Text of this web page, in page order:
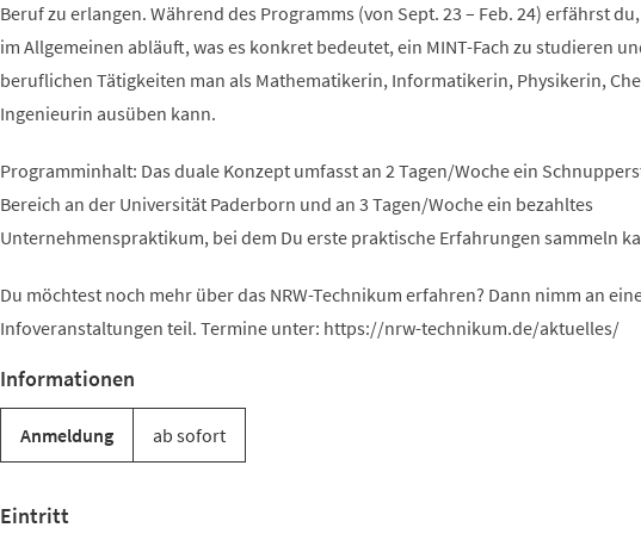
Beruf zu erlangen. Während des Programms (von Sept. 23 – Feb. 24) erfährst
im Allgemeinen abläuft, was es konkret bedeutet, ein MINT-Fach zu studieren
beruflichen Tätigkeiten man als Mathematikerin, Informatikerin, Physikerin,
Ingenieurin ausüben kann.
Programminhalt: Das duale Konzept umfasst an 2 Tagen/Woche ein
Bereich an der Universität Paderborn und an 3 Tagen/Woche ein bezahltes
Unternehmenspraktikum, bei dem Du erste praktische Erfahrungen sammeln
Du möchtest noch mehr über das NRW-Technikum erfahren? Dann nimm an
Infoveranstaltungen teil. Termine unter: https://nrw-technikum.de/aktuelles/
Informationen
Anmeldung ab sofort
Eintritt